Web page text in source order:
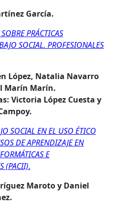
García.
PRÁCTICAS
SOCIAL. PROFESIONALES
López, Natalia Navarro
Marín Marín.
Victoria López Cuesta y
SOCIAL EN EL USO ÉTICO
DE APRENDIZAJE EN
E
(PACII).
Maroto y Daniel